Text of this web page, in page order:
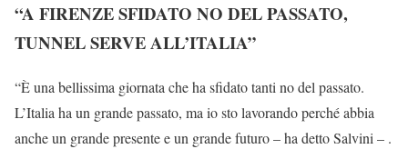
“A FIRENZE SFIDATO NO DEL PASSATO,
TUNNEL SERVE ALL’ITALIA”
“È una bellissima giornata che ha sfidato tanti no del passato.
L’Italia ha un grande passato, ma io sto lavorando perché abbia
anche un grande presente e un grande futuro – ha detto Salvini – .